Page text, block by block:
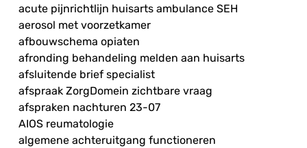
acute pijnrichtlijn huisarts ambulance SEH
aerosol met voorzetkamer
afbouwschema opiaten
afronding behandeling melden aan huisarts
afsluitende brief specialist
afspraak ZorgDomein zichtbare vraag
afspraken nachturen 23-07
AIOS reumatologie
algemene achteruitgang functioneren